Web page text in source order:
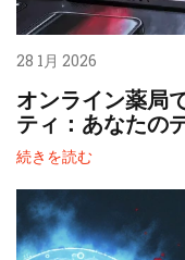
28 1月 2026
オンライン薬局
ティ：あなたの
続きを読む